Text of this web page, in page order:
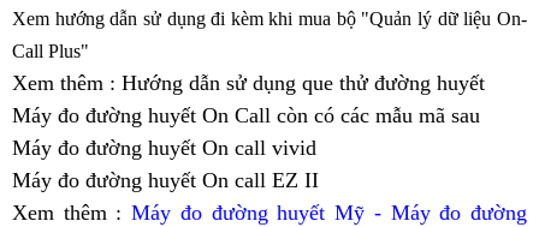
Xem hướng dẫn sử dụng đi kèm khi mua bộ "Quản lý dữ liệu On-
Call Plus"
Xem thêm : Hướng dẫn sử dụng que thử đường huyết
Máy đo đường huyết On Call còn có các mẫu mã sau
Máy đo đường huyết On call vivid
Máy đo đường huyết On call EZ II
Xem thêm :Máy đo đường huyết Mỹ - Máy đo đường